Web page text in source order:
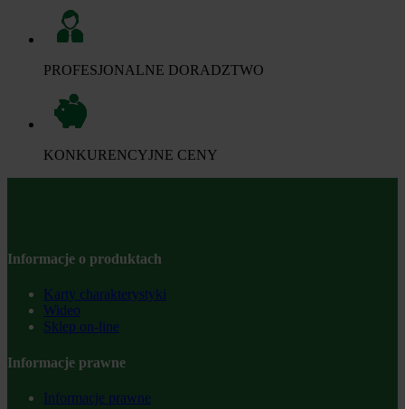
PROFESJONALNE DORADZTWO
KONKURENCYJNE CENY
Informacje o produktach
Karty charakterystyki
Wideo
Sklep on-line
Informacje prawne
Informacje prawne